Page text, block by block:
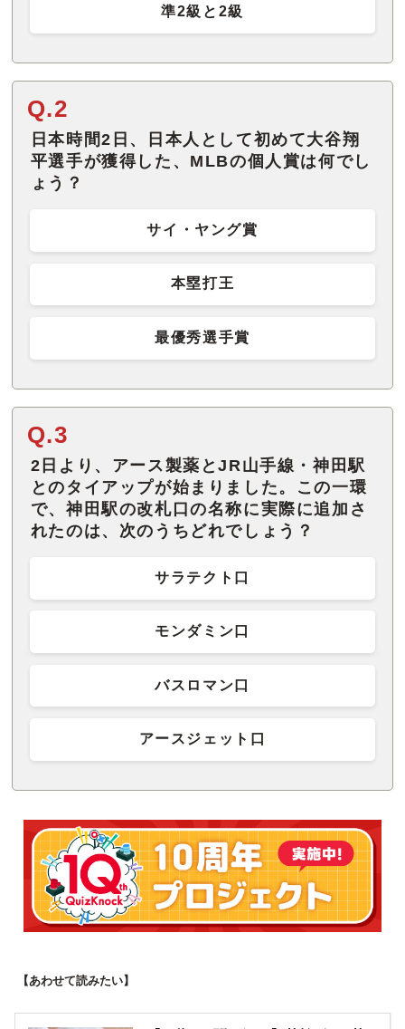
準2級と2級
Q.2
日本時間2日、日本人として初めて大谷翔
平選手が獲得した、MLBの個人賞は何でし
ょう？
サイ・ヤング賞
本塁打王
最優秀選手賞
Q.3
2日より、アース製薬とJR山手線・神田駅
とのタイアップが始まりました。この一環
で、神田駅の改札口の名称に実際に追加さ
れたのは、次のうちどれでしょう？
サラテクト口
モンダミン口
バスロマン口
アースジェット口
【あわせて読みたい】